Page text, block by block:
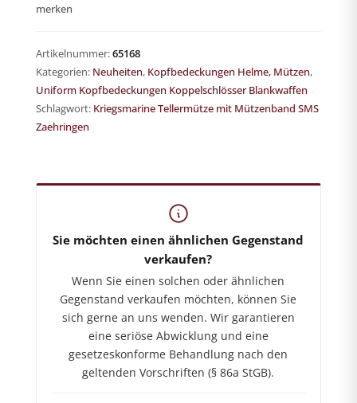
merken
Artikelnummer:65168
Kategorien: Neuheiten, Kopfbedeckungen Helme, Mützen,
Uniform Kopfbedeckungen Koppelschlösser Blankwaffen
Schlagwort: Kriegsmarine Tellermütze mit Mützenband SMS
Zaehringen
Sie möchten einen ähnlichen Gegenstand
verkaufen?
Wenn Sie einen solchen oder ähnlichen
Gegenstand verkaufen möchten, können Sie
sich gerne an uns wenden. Wir garantieren
eine seriöse Abwicklung und eine
gesetzeskonforme Behandlung nach den
geltenden Vorschriften (§ 86a StGB).